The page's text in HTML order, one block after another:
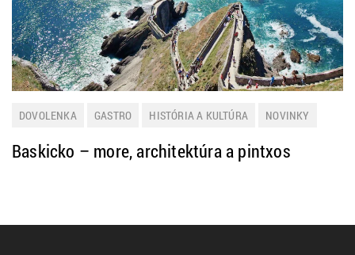
DOVOLENKA GASTRO HISTÓRIA A KULTÚRA
NOVINKY
ŠPANIELSKO
Baskicko – more, architektúra a pintxos